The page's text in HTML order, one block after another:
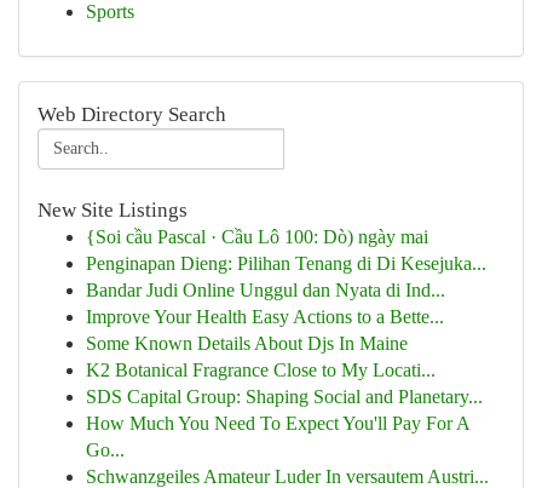
Sports
Web Directory Search
New Site Listings
{Soi cầu Pascal · Cầu Lô 100: Dò) ngày mai
Penginapan Dieng: Pilihan Tenang di Di Kesejuka...
Bandar Judi Online Unggul dan Nyata di Ind...
Improve Your Health Easy Actions to a Bette...
Some Known Details About Djs In Maine
K2 Botanical Fragrance Close to My Locati...
SDS Capital Group: Shaping Social and Planetary...
How Much You Need To Expect You'll Pay For A
Go...
Schwanzgeiles Amateur Luder In versautem Austri...